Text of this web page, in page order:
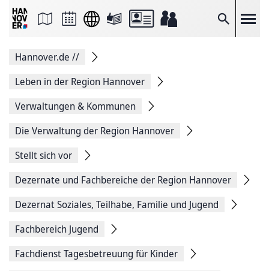
Suche
Seite
Facebook
teilen
Seitenlink
Seite
Hannover.de //
Leben in der Region Hannover
Verwaltungen & Kommunen
Die Verwaltung der Region Hannover
Stellt sich vor
Dezernate und Fachbereiche der Region Hannover
Dezernat Soziales, Teilhabe, Familie und Jugend
Fachbereich Jugend
Fachdienst Tagesbetreuung für Kinder